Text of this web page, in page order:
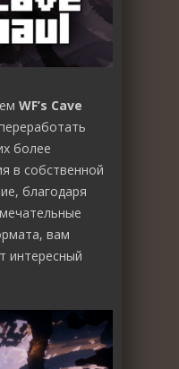
WF’s Cave
более
в собственной
благодаря
вам
интересный